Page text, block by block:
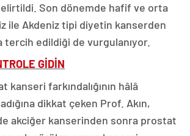
Son dönemde hafif ve orta
ile Akdeniz tipi diyetin kanserden
tercih edildiği de vurgulanıyor.
GİDİN
kanseri farkındalığının hâlâ
dikkat çeken Prof. Akın,
akciğer kanserinden sonra prostat